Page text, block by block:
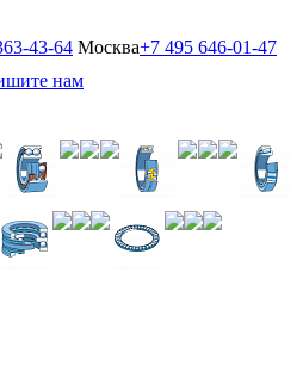
43-64 Москва+7 495 646-01-47
нам